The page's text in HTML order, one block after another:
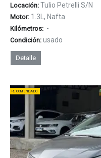
Locación: Tulio Petrelli S/N
Motor: 1.3L, Nafta
Kilómetros: -
Condición: usado
Detalle
RECOMENDADO